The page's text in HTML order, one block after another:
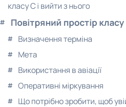
класу C і вийти з нього
Повітряний простір класу
Визначення терміна
Мета
Використання в авіації
Оперативні міркування
Що потрібно зробити, щоб